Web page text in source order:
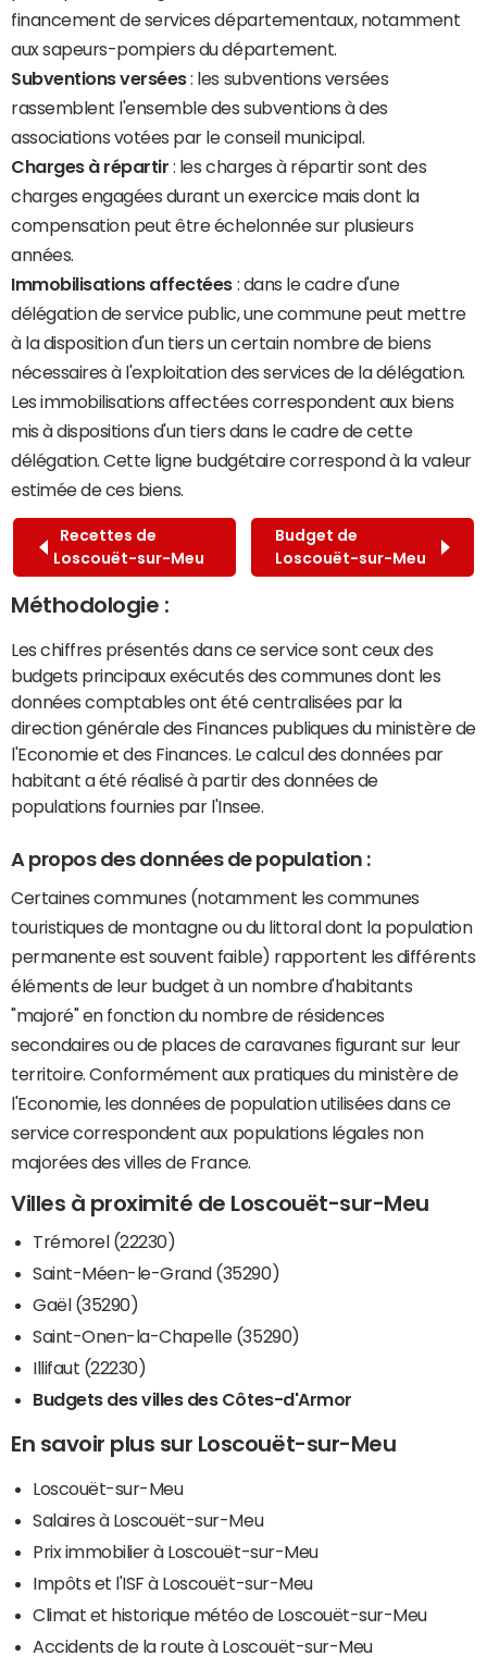
financement de services départementaux, notamment
aux sapeurs-pompiers du département.
Subventions versées: les subventions versées
rassemblent l'ensemble des subventions à des
associations votées par le conseil municipal.
Charges à répartir : les charges à répartir sont des
charges engagées durant un exercice mais dont la
compensation peut être échelonnée sur plusieurs
années.
Immobilisations affectées : dans le cadre d'une
délégation de service public, une commune peut mettre
à la disposition d'un tiers un certain nombre de biens
nécessaires à l'exploitation des services de la délégation.
Les immobilisations affectées correspondent aux biens
mis à dispositions d'un tiers dans le cadre de cette
délégation. Cette ligne budgétaire correspond à la valeur
estimée de ces biens.
Recettes de
Loscouët-sur-Meu
Budget de
Loscouët-sur-Meu
Méthodologie :
Les chiffres présentés dans ce service sont ceux des
budgets principaux exécutés des communes dont les
données comptables ont été centralisées par la
direction générale des Finances publiques du ministère de
l'Economie et des Finances. Le calcul des données par
habitant a été réalisé à partir des données de
populations fournies par l'Insee.
A propos des données de population :
Certaines communes (notamment les communes
touristiques de montagne ou du littoral dont la population
permanente est souvent faible) rapportent les différents
éléments de leur budget à un nombre d'habitants
"majoré" en fonction du nombre de résidences
secondaires ou de places de caravanes figurant sur leur
territoire. Conformément aux pratiques du ministère de
l'Economie, les données de population utilisées dans ce
service correspondent aux populations légales non
majorées des villes de France.
Villes à proximité de Loscouët-sur-Meu
Trémorel (22230)
Saint-Méen-le-Grand (35290)
Gaël (35290)
Saint-Onen-la-Chapelle (35290)
Illifaut (22230)
Budgets des villes des Côtes-d'Armor
En savoir plus sur Loscouët-sur-Meu
Loscouët-sur-Meu
Salaires à Loscouët-sur-Meu
Prix immobilier à Loscouët-sur-Meu
Impôts et l'ISF à Loscouët-sur-Meu
Climat et historique météo de Loscouët-sur-Meu
Accidents de la route à Loscouët-sur-Meu